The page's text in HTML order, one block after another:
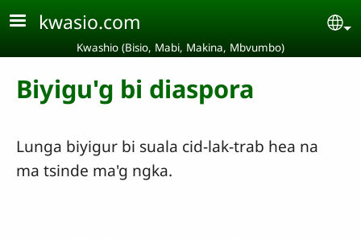
Aller au contenu principal
kwasio.com
Kwashio (Bisio, Mabi, Makina, Mbvumbo)
Biyigu'g bi diaspora
Lunga biyigur bi suala cid-lak-trab hea na
ma tsinde ma'g ngka.